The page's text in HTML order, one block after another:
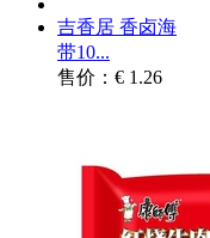
吉香居 香卤海
带10...
售价：€ 1.26